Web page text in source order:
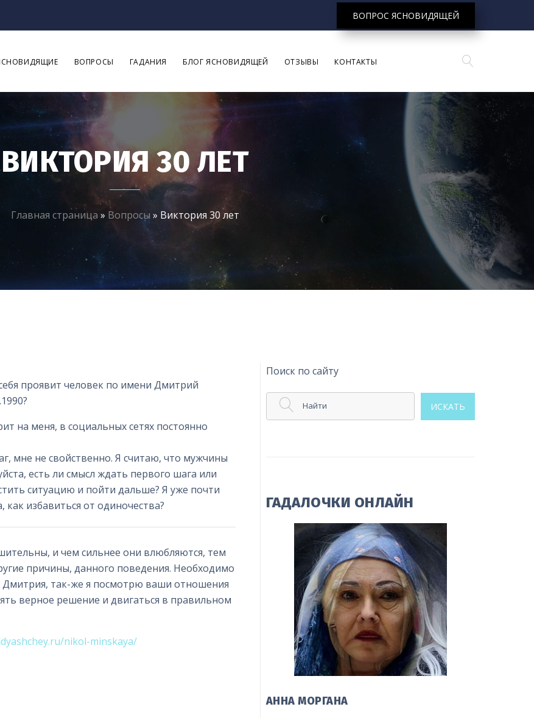
ВОПРОС ЯСНОВИДЯЩЕЙ
ВОПРОСЫ ГАДАНИЯ БЛОГ ЯСНОВИДЯЩЕЙ ОТЗЫВЫ КОНТАКТЫ
ВИКТОРИЯ 30 ЛЕТ
Главная страница » Вопросы » Виктория 30 лет
проявит человек по имени Дмитрий
на меня, в социальных сетях постоянно
мне не свойственно. Я считаю, что мужчины
есть ли смысл ждать первого шага или
ситуацию и пойти дальше? Я уже почти
избавиться от одиночества?
и чем сильнее они влюбляются, тем
причины, данного поведения. Необходимо
так-же я посмотрю ваши отношения
верное решение и двигаться в правильном
nikol-minskaya/
Поиск по сайту
Найти ИСКАТЬ
ГАДАЛОЧКИ ОНЛАЙН
АННА МОРГАНА